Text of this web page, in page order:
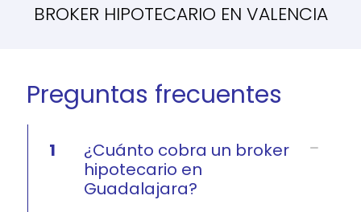
BROKER HIPOTECARIO EN VALENCIA
Preguntas frecuentes
1
¿Cuánto cobra un broker
hipotecario en
Guadalajara?